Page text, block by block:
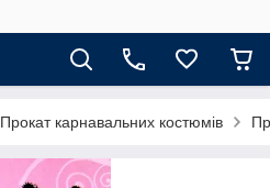
Прокат карнавальних костюмів